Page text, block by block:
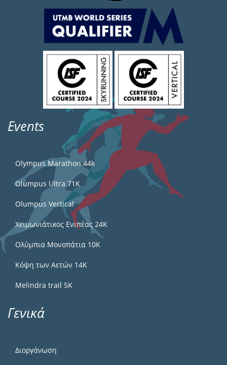
Events
Olympus Marathon 44k
Olumpus Ultra 71K
Olumpus Vertical
Χειμωνιάτικος Ενιπέας 24Κ
Ολύμπια Μονοπάτια 10Κ
Κόψη των Αετών 14Κ
Melindra trail 5Κ
Γενικά
Διοργάνωση